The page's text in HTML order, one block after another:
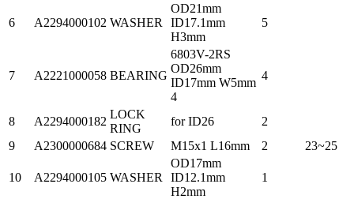
6 A2294000102 WASHER
OD21mm
ID17.1mm
H3mm
5
7 A2221000058 BEARING
6803V-2RS
OD26mm
ID17mm W5mm
4
4
8 A2294000182
LOCK
RING
for ID26
2
9
A2300000684 SCREW M15x1 L16mm 2 23~25
10 A2294000105 WASHER
OD17mm
ID12.1mm
H2mm
1